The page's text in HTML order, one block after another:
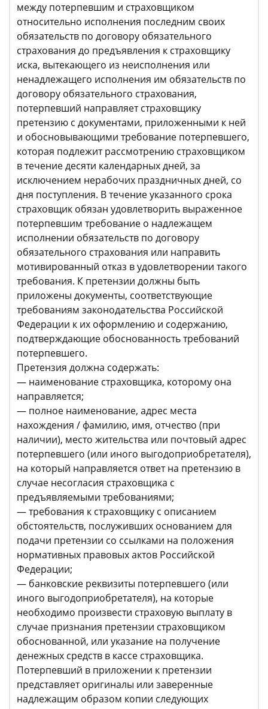
между потерпевшим и страховщиком
относительно исполнения последним своих
обязательств по договору обязательного
страхования до предъявления к страховщику
иска, вытекающего из неисполнения или
ненадлежащего исполнения им обязательств по
договору обязательного страхования,
потерпевший направляет страховщику
претензию с документами, приложенными к ней
и обосновывающими требование потерпевшего,
которая подлежит рассмотрению страховщиком
в течение десяти календарных дней, за
исключением нерабочих праздничных дней, со
дня поступления. В течение указанного срока
страховщик обязан удовлетворить выраженное
потерпевшим требование о надлежащем
исполнении обязательств по договору
обязательного страхования или направить
мотивированный отказ в удовлетворении такого
требования. К претензии должны быть
приложены документы, соответствующие
требованиям законодательства Российской
Федерации к их оформлению и содержанию,
подтверждающие обоснованность требований
потерпевшего.
Претензия должна содержать:
— наименование страховщика, которому она
направляется;
— полное наименование, адрес места
нахождения / фамилию, имя, отчество (при
наличии), место жительства или почтовый адрес
потерпевшего (или иного выгодоприобретателя),
на который направляется ответ на претензию в
случае несогласия страховщика с
предъявляемыми требованиями;
— требования к страховщику с описанием
обстоятельств, послуживших основанием для
подачи претензии со ссылками на положения
нормативных правовых актов Российской
Федерации;
— банковские реквизиты потерпевшего (или
иного выгодоприобретателя), на которые
необходимо произвести страховую выплату в
случае признания претензии страховщиком
обоснованной, или указание на получение
денежных средств в кассе страховщика.
Потерпевший в приложении к претензии
представляет оригиналы или заверенные
надлежащим образом копии следующих